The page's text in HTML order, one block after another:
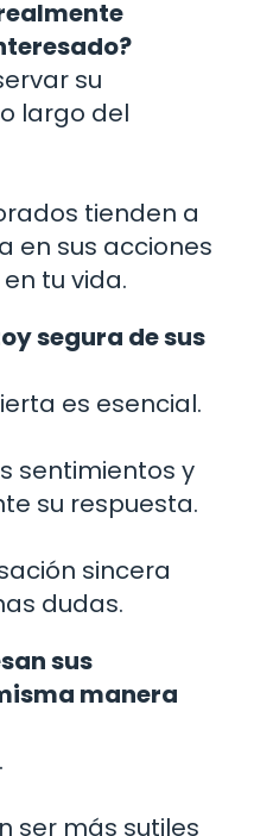
su
largo del
tienden a
en sus acciones
tu vida.
segura de sus
es esencial.
sentimientos y
su respuesta.
sincera
dudas.
sus
manera
ser más sutiles